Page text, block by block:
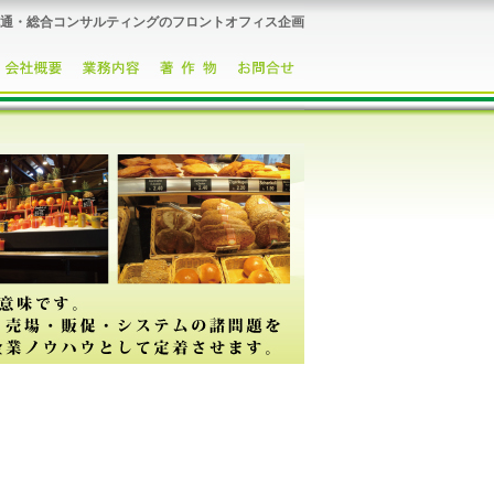
・総合コンサルティングのフロントオフィス企画